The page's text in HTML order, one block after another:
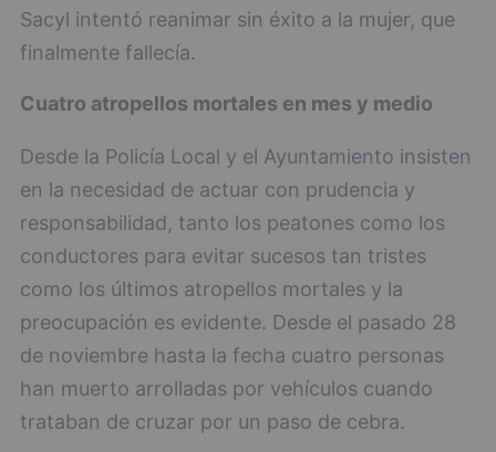
Sacyl intentó reanimar sin éxito a la mujer, que
finalmente fallecía.
Cuatro atropellos mortales en mes y medio
Desde la Policía Local y el Ayuntamiento insisten
en la necesidad de actuar con prudencia y
responsabilidad, tanto los peatones como los
conductores para evitar sucesos tan tristes
como los últimos atropellos mortales y la
preocupación es evidente. Desde el pasado 28
de noviembre hasta la fecha cuatro personas
han muerto arrolladas por vehículos cuando
trataban de cruzar por un paso de cebra.